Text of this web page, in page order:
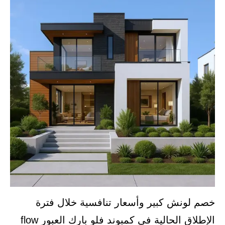
خصم لونش كبير وأسعار تنافسية خلال فترة
الإطلاق الحالية في كمبوند فلو بارك العبور flow